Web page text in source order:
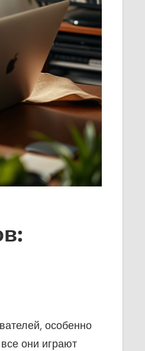
особенно
они играют